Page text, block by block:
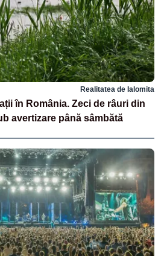
Realitatea de Ialomita
în România. Zeci de râuri din
avertizare până sâmbătă